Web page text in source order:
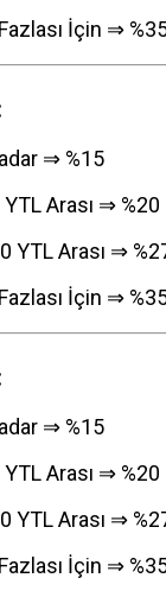
İçin ⇒
⇒ %15
Arası ⇒ %20
YTL Arası ⇒
İçin ⇒
⇒ %15
Arası ⇒ %20
YTL Arası ⇒
İçin ⇒